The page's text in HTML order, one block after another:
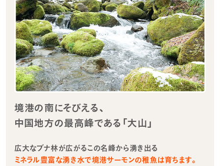
境港の南にそびえる、
中国地方の最高峰である「大山」
広大なブナ林が広がるこの名峰から湧き出る
ミネラル豊富な湧き水で境港サーモンの稚魚は育ちます。